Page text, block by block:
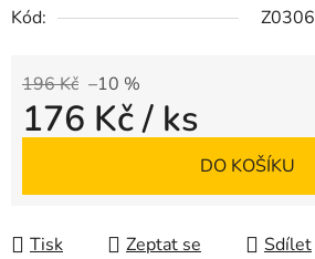
Kód:
Z0306
196 Kč –10 %
176 Kč/ ks
DO KOŠÍKU
Tisk Zeptat se Sdílet